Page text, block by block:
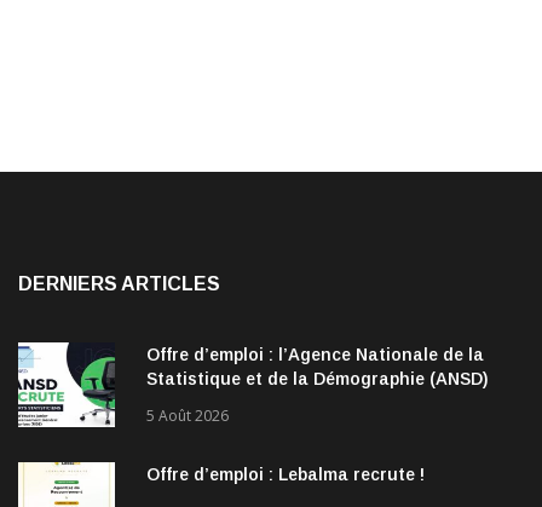
DERNIERS ARTICLES
Offre d’emploi : l’Agence Nationale de la
Statistique et de la Démographie (ANSD)
5 Août 2026
Offre d’emploi : Lebalma recrute !